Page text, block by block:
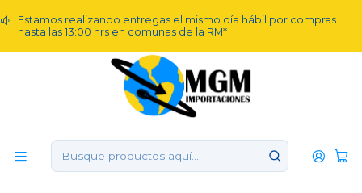
Estamos realizando entregas el mismo día hábil por compras
hasta las 13:00 hrs en comunas de la RM*